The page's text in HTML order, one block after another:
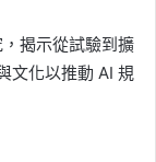
揭示從試驗到擴
文化以推動 AI 規